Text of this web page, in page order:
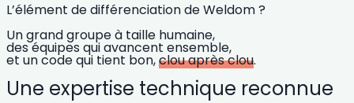
L’élément de différenciation de Weldom ?
Un grand groupe à taille humaine,
des équipes qui avancent ensemble,
et un code qui tient bon,clou après clou.
Une expertise technique reconnue